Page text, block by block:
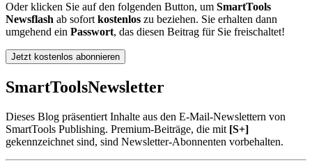
Oder klicken Sie auf den folgenden Button, um SmartTools
Newsflash ab sofort kostenlos zu beziehen. Sie erhalten dann
umgehend ein Passwort, das diesen Beitrag für Sie freischaltet!
Jetzt kostenlos abonnieren
SmartToolsNewsletter
Dieses Blog präsentiert Inhalte aus den E-Mail-Newslettern von
SmartTools Publishing. Premium-Beiträge, die mit [S+]
gekennzeichnet sind, sind Newsletter-Abonnenten vorbehalten.